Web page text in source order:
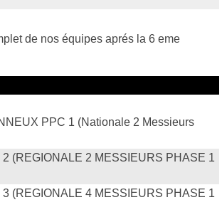
de nos équipes aprés la 6 eme
PPC 1 (Nationale 2 Messieurs
(REGIONALE 2 MESSIEURS PHASE 1
(REGIONALE 4 MESSIEURS PHASE 1